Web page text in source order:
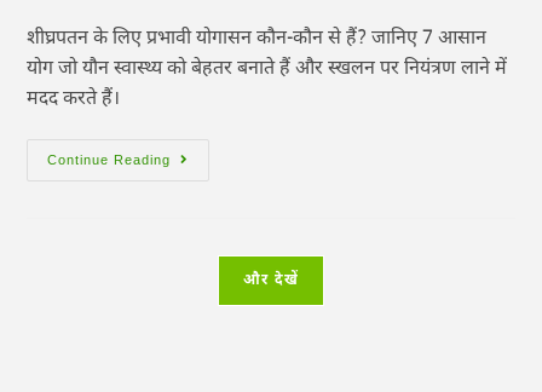
शीघ्रपतन के लिए प्रभावी योगासन कौन-कौन से हैं? जानिए 7 आसान
योग जो यौन स्वास्थ्य को बेहतर बनाते हैं और स्खलन पर नियंत्रण लाने में
मदद करते हैं।
Continue Reading
और देखें